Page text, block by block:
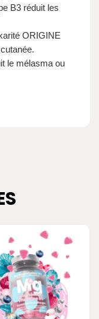
B3 réduit les
ORIGINE
le mélasma ou